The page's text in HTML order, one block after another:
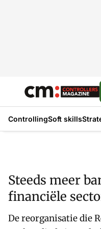
ControllingSoft skills
Steeds meer
financiële
De reorganisatie die